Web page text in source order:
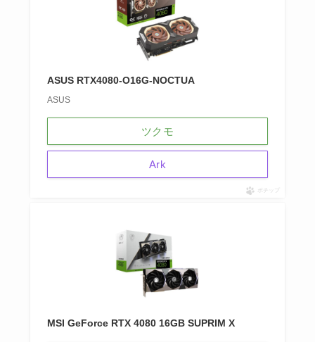
ASUS RTX4080-O16G-NOCTUA
ASUS
ツクモ
Ark
ポチップ
MSI GeForce RTX 4080 16GB SUPRIM X